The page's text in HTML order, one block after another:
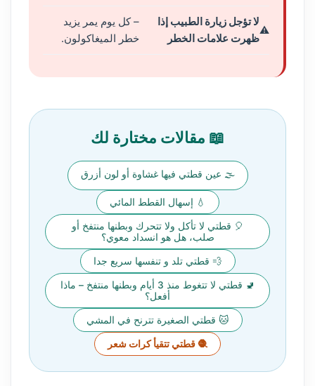
لا تؤجل زيارة الطبيب إذا
ظهرت علامات الخطر
– كل يوم يمر يزيد
خطر الميغاكولون.
📖 مقالات مختارة لك
🌫️ عين قطتي فيها غشاوة أو لون أزرق
💧 إسهال القطط المائي
🎈 قطتي لا تأكل ولا تتحرك وبطنها منتفخ أو
صلب، هل هو انسداد معوي؟
💨 قطتي تلد و تنفسها سريع جدا
🚽 قطتي لا تتغوط منذ 3 أيام وبطنها منتفخ – ماذا
أفعل؟
🐱 قطتي الصغيرة تترنح في المشي
🧶 قطتي تتقيأ كرات شعر